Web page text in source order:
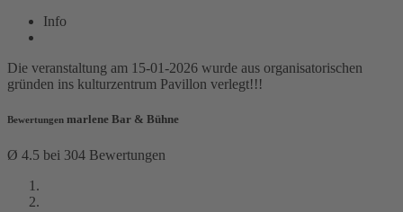
Info
Die veranstaltung am 15-01-2026 wurde aus organisatorischen
gründen ins kulturzentrum Pavillon verlegt!!!
Bewertungen marlene Bar & Bühne
Ø 4.5 bei 304 Bewertungen